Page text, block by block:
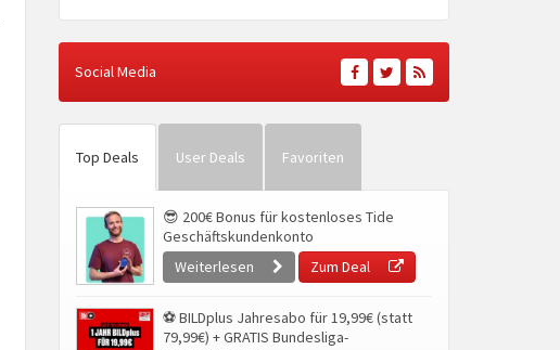
Social Media
Top Deals User Deals Favoriten
😎 200€ Bonus für kostenloses Tide
Geschäftskundenkonto
Weiterlesen
Zum Deal
⚽ BILDplus Jahresabo für 19,99€ (statt
79,99€) + GRATIS Bundesliga-